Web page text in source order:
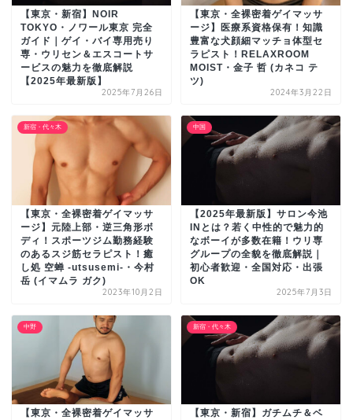
【東京・新宿】NOIR
TOKYO・ノワール東京 完全
ガイド｜ゲイ・バイ専用売り
専・ウリセン＆エスコートサ
ービスの魅力を徹底解説
【2025年最新版】
2025年7月26日
【東京・全裸密着ゲイマッサ
ージ】医療系資格保有！知識
豊富な犬顔細マッチョ体型セ
ラピスト！RELAXROOM
MOIST・金子 哲 (カネコ テ
ツ)
2024年3月22日
新宿・代々木
【東京・全裸密着ゲイマッサ
ージ】元陸上部・逆三角形ボ
ディ！スポーツジム勤務経験
のあるスジ筋セラピスト！癒
し処 空蝉 -utsusemi-・今村
岳 (イマムラ ガク)
2023年10月2日
中国
【2025年最新版】サロン今池
INとは？若く中性的で魅力的
なボーイが多数在籍！ウリ専
グループの全貌を徹底解説｜
初心者歓迎・全国対応・出張
OK
2025年7月3日
中野
【東京・全裸密着ゲイマッサ
新宿・代々木
【東京・新宿】ガチムチ＆ベ